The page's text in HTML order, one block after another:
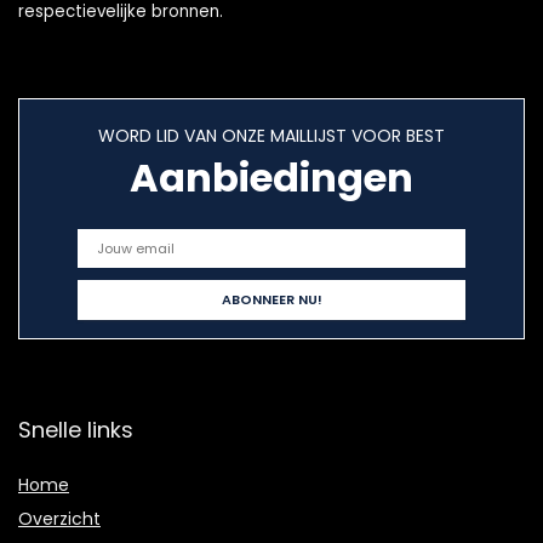
respectievelijke bronnen.
WORD LID VAN ONZE MAILLIJST VOOR BEST
Aanbiedingen
Snelle links
Home
Overzicht